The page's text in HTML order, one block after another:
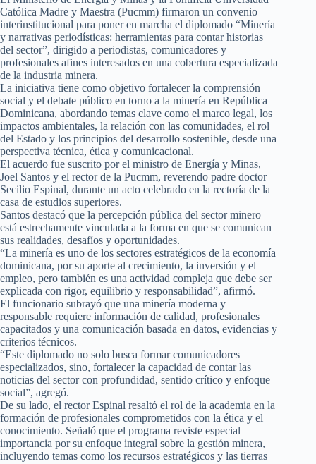
Católica Madre y Maestra (Pucmm) firmaron un convenio
interinstitucional para poner en marcha el diplomado “Minería
y narrativas periodísticas: herramientas para contar historias
del sector”, dirigido a periodistas, comunicadores y
profesionales afines interesados en una cobertura especializada
de la industria minera.
La iniciativa tiene como objetivo fortalecer la comprensión
social y el debate público en torno a la minería en República
Dominicana, abordando temas clave como el marco legal, los
impactos ambientales, la relación con las comunidades, el rol
del Estado y los principios del desarrollo sostenible, desde una
perspectiva técnica, ética y comunicacional.
El acuerdo fue suscrito por el ministro de Energía y Minas,
Joel Santos y el rector de la Pucmm, reverendo padre doctor
Secilio Espinal, durante un acto celebrado en la rectoría de la
casa de estudios superiores.
Santos destacó que la percepción pública del sector minero
está estrechamente vinculada a la forma en que se comunican
sus realidades, desafíos y oportunidades.
“La minería es uno de los sectores estratégicos de la economía
dominicana, por su aporte al crecimiento, la inversión y el
empleo, pero también es una actividad compleja que debe ser
explicada con rigor, equilibrio y responsabilidad”, afirmó.
El funcionario subrayó que una minería moderna y
responsable requiere información de calidad, profesionales
capacitados y una comunicación basada en datos, evidencias y
criterios técnicos.
“Este diplomado no solo busca formar comunicadores
especializados, sino, fortalecer la capacidad de contar las
noticias del sector con profundidad, sentido crítico y enfoque
social”, agregó.
De su lado, el rector Espinal resaltó el rol de la academia en la
formación de profesionales comprometidos con la ética y el
conocimiento. Señaló que el programa reviste especial
importancia por su enfoque integral sobre la gestión minera,
incluyendo temas como los recursos estratégicos y las tierras